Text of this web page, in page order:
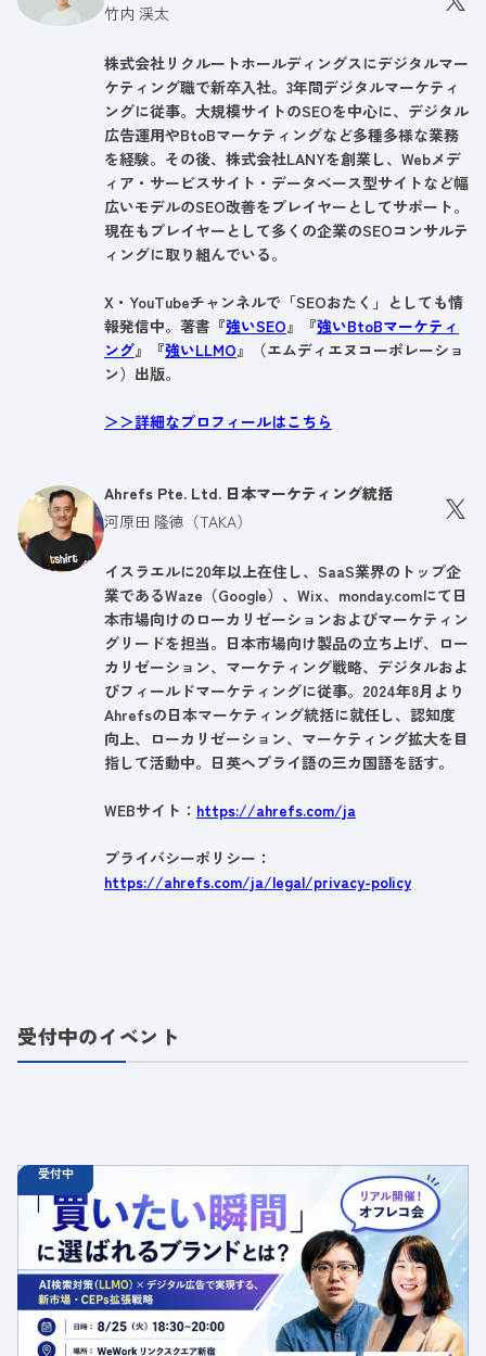
竹内 渓太
株式会社リクルートホールディングスにデジタルマー
ケティング職で新卒入社。3年間デジタルマーケティ
ングに従事。大規模サイトのSEOを中心に、デジタル
広告運用やBtoBマーケティングなど多種多様な業務
を経験。その後、株式会社LANYを創業し、Webメデ
ィア・サービスサイト・データベース型サイトなど幅
広いモデルのSEO改善をプレイヤーとしてサポート。
現在もプレイヤーとして多くの企業のSEOコンサルテ
ィングに取り組んでいる。
X・YouTubeチャンネルで「SEOおたく」としても情
報発信中。著書『強いSEO』『強いBtoBマーケティ
ング』『強いLLMO』（エムディエヌコーポレーショ
ン）出版。
＞＞詳細なプロフィールはこちら
Ahrefs Pte. Ltd. 日本マーケティング統括
河原田 隆徳（TAKA）
イスラエルに20年以上在住し、SaaS業界のトップ企
業であるWaze（Google）、Wix、monday.comにて日
本市場向けのローカリゼーションおよびマーケティン
グリードを担当。日本市場向け製品の立ち上げ、ロー
カリゼーション、マーケティング戦略、デジタルおよ
びフィールドマーケティングに従事。2024年8月より
Ahrefsの日本マーケティング統括に就任し、認知度
向上、ローカリゼーション、マーケティング拡大を目
指して活動中。日英ヘブライ語の三カ国語を話す。
WEBサイト： https://ahrefs.com/ja
プライバシーポリシー：
https://ahrefs.com/ja/legal/privacy-policy
受付中のイベント
受付中
オフラインイベント 18:30 - 20:00
【オフラインイベント】「買いたい瞬間」に選ばれるブラ
ンドとは？AI検索対策（LLMO）×デジタル広告で実現す
る、新市場・CEPs拡張戦略
定員数：50名
金額：無料